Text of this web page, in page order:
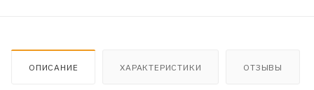
ОПИСАНИЕ ХАРАКТЕРИСТИКИ ОТЗЫВЫ